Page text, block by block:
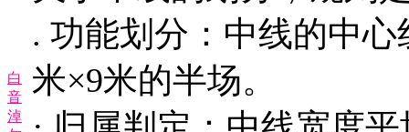
白
音
淖
. 功能划分：中线的中
米×9米的半场。